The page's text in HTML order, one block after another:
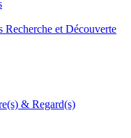
Recherche et Découverte
& Regard(s)